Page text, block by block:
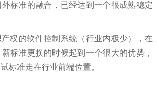
标准的融合，已经达到一个很成熟稳定
权的软件控制系统（行业内极少），在
标准更换的时候起到一个很大的优势，
标准走在行业前端位置。